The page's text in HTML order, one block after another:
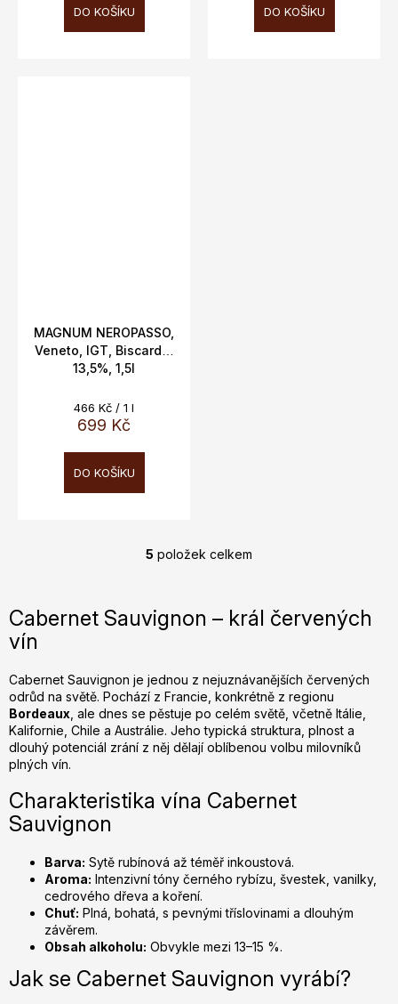
DO KOŠÍKU DO KOŠÍKU
MAGNUM NEROPASSO,
Veneto, IGT, Biscardo,
13,5%, 1,5l
699 Kč
Měrná
cena:
466 Kč / 1 l
DO KOŠÍKU
O
á
c
í
p
r
v
y
p
i
s
u
5 položek celkem
Cabernet Sauvignon – král červených
vín
Cabernet Sauvignon je jednou z nejuznávanějších červených
odrůd na světě. Pochází z Francie, konkrétně z regionu
Bordeaux , ale dnes se pěstuje po celém světě, včetně Itálie,
Kalifornie, Chile a Austrálie. Jeho typická struktura, plnost a
dlouhý potenciál zrání z něj dělají oblíbenou volbu milovníků
plných vín.
Charakteristika vína Cabernet
Sauvignon
Barva: Sytě rubínová až téměř inkoustová.
Aroma: Intenzivní tóny černého rybízu, švestek, vanilky,
cedrového dřeva a koření.
Chuť: Plná, bohatá, s pevnými tříslovinami a dlouhým
závěrem.
Obsah alkoholu: Obvykle mezi 13–15 %.
Jak se Cabernet Sauvignon vyrábí?